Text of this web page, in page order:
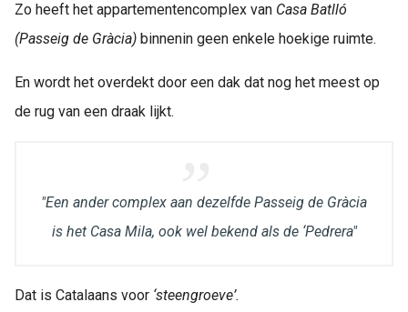
Zo heeft het appartementencomplex van Casa Batlló
(Passeig de Gràcia) binnenin geen enkele hoekige ruimte.
En wordt het overdekt door een dak dat nog het meest op
de rug van een draak lijkt.
"Een ander complex aan dezelfde Passeig de Gràcia
is het Casa Mila, ook wel bekend als de ‘Pedrera"
Dat is Catalaans voor ‘steengroeve’.